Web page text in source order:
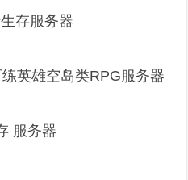
存服务器
英雄空岛类RPG服务器
服务器